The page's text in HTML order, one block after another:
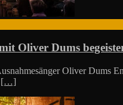
Oliver Dums
Oliver Dums
[…]